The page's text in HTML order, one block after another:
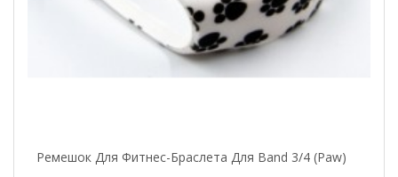
Ремешок Для Фитнес-Браслета Для Band 3/4 (paw)